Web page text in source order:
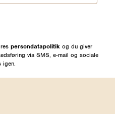
persondatapolitik og du giver
via SMS, e-mail og sociale
igen.